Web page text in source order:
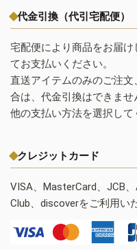
代金引換（代引宅配便）
宅配便により商品をお届
てお支払いください。
直送アイテムのみのご注
合は、代金引換はできませ
他の支払い方法を選択して
クレジットカード
VISA、MasterCard、JCB、
Club、discoverをご利用い